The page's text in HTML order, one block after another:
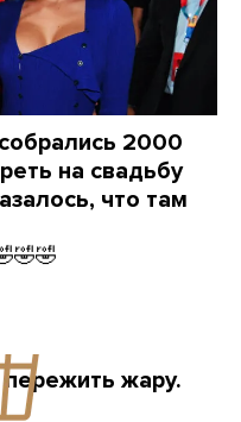
2000
на свадьбу
что там
пережить жару.